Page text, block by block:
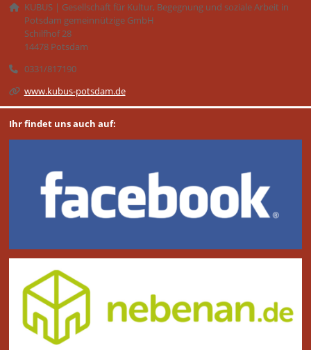
KUBUS | Gesellschaft für Kultur, Begegnung und soziale Arbeit in
Potsdam gemeinnützige GmbH
Schilfhof 28
14478 Potsdam
0331/817190
www.kubus-potsdam.de
Ihr findet uns auch auf: